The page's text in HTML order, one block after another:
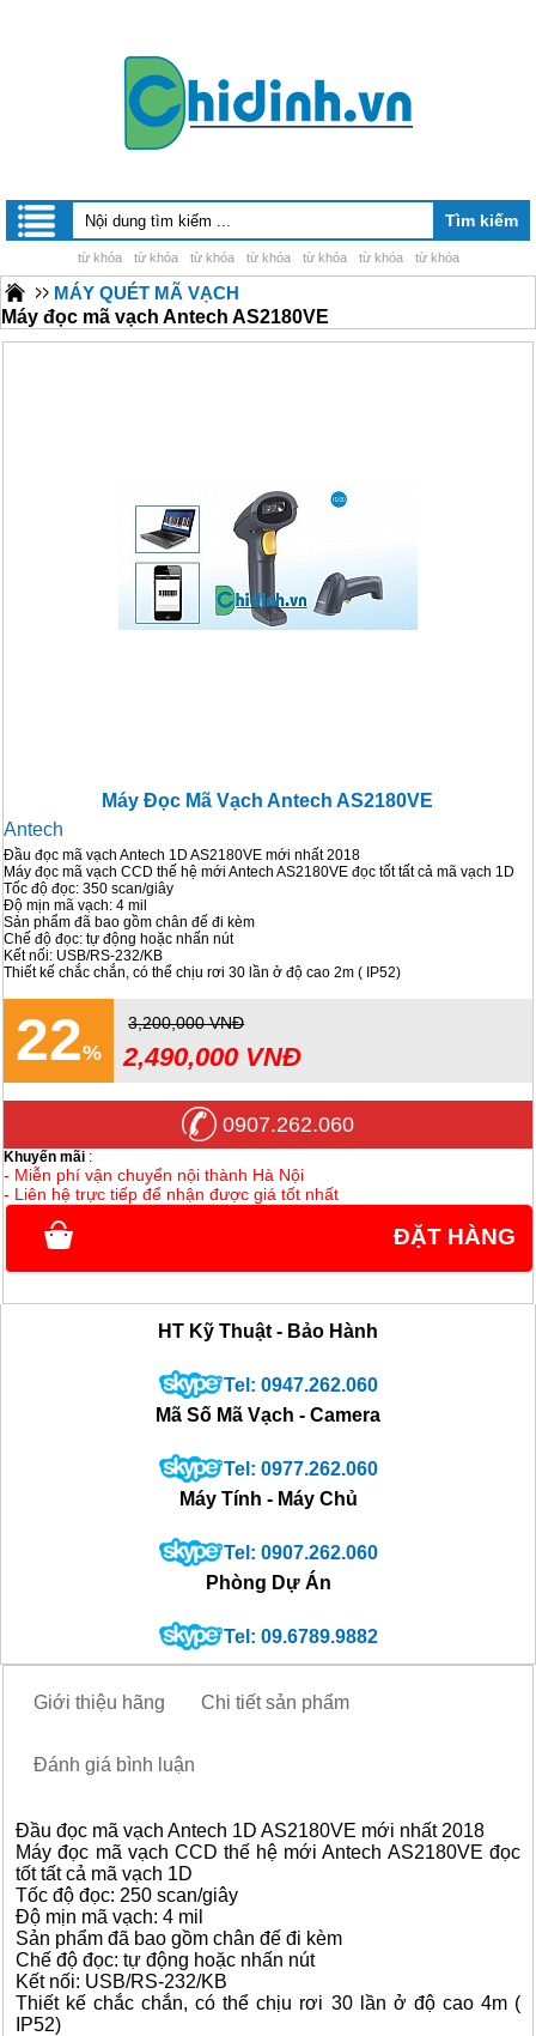
từ khóa từ khóa từ khóa từ khóa từ khóa từ khóa từ khóa
MÁY QUÉT MÃ VẠCH
Máy đọc mã vạch Antech AS2180VE
Máy Đọc Mã Vạch Antech AS2180VE
Antech
Đầu đọc mã vạch Antech 1D AS2180VE mới nhất 2018
Máy đọc mã vạch CCD thế hệ mới Antech AS2180VE đọc tốt tất cả mã vạch 1D
Tốc độ đọc: 350 scan/giây
Độ mịn mã vạch: 4 mil
Sản phẩm đã bao gồm chân đế đi kèm
Chế độ đọc: tự động hoặc nhấn nút
Kết nối: USB/RS-232/KB
Thiết kế chắc chắn, có thể chịu rơi 30 lần ở độ cao 2m ( IP52)
2,490,000 VNĐ
3,200,000 VNĐ
22
0907.262.060
Khuyến mãi :
- Miễn phí vận chuyển nội thành Hà Nội
- Liên hệ trực tiếp để nhận được giá tốt nhất
ĐẶT HÀNG
HT Kỹ Thuật - Bảo Hành
Tel: 0947.262.060
Mã Số Mã Vạch - Camera
Tel: 0977.262.060
Máy Tính - Máy Chủ
Tel: 0907.262.060
Phòng Dự Án
Tel: 09.6789.9882
Giới thiệu hãng Chi tiết sản phẩm
Đánh giá bình luận
Đầu đọc mã vạch Antech 1D AS2180VE mới nhất 2018
Máy đọc mã vạch CCD thế hệ mới Antech AS2180VE đọc
tốt tất cả mã vạch 1D
Tốc độ đọc: 250 scan/giây
Độ mịn mã vạch: 4 mil
Sản phẩm đã bao gồm chân đế đi kèm
Chế độ đọc: tự động hoặc nhấn nút
Kết nối: USB/RS-232/KB
Thiết kế chắc chắn, có thể chịu rơi 30 lần ở độ cao 4m (
IP52)